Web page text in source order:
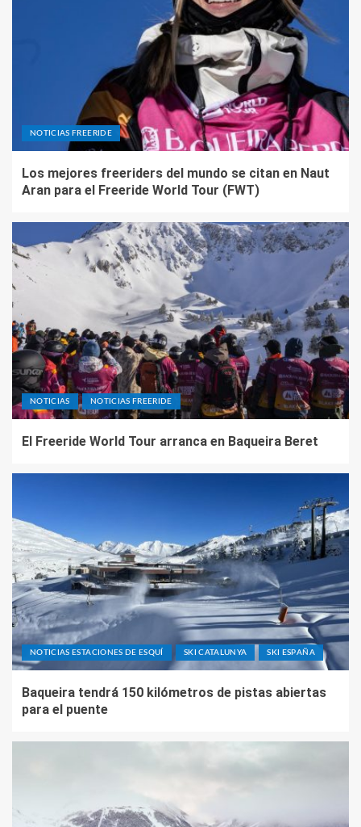
NOTICIAS FREERIDE
Los mejores freeriders del mundo se citan en Naut
Aran para el Freeride World Tour (FWT)
NOTICIAS NOTICIAS FREERIDE
El Freeride World Tour arranca en Baqueira Beret
NOTICIAS ESTACIONES DE ESQUÍ SKI CATALUNYA SKI ESPAÑA
Baqueira tendrá 150 kilómetros de pistas abiertas
para el puente